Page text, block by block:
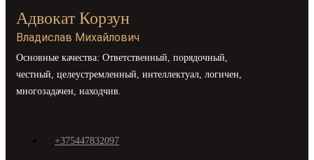
Адвокат Корзун
Владислав Михайлович
Основные качества: Ответственный, порядочный,
честный, целеустремленный, интеллектуал, логичен,
многозадачен, находчив.
+375447832097